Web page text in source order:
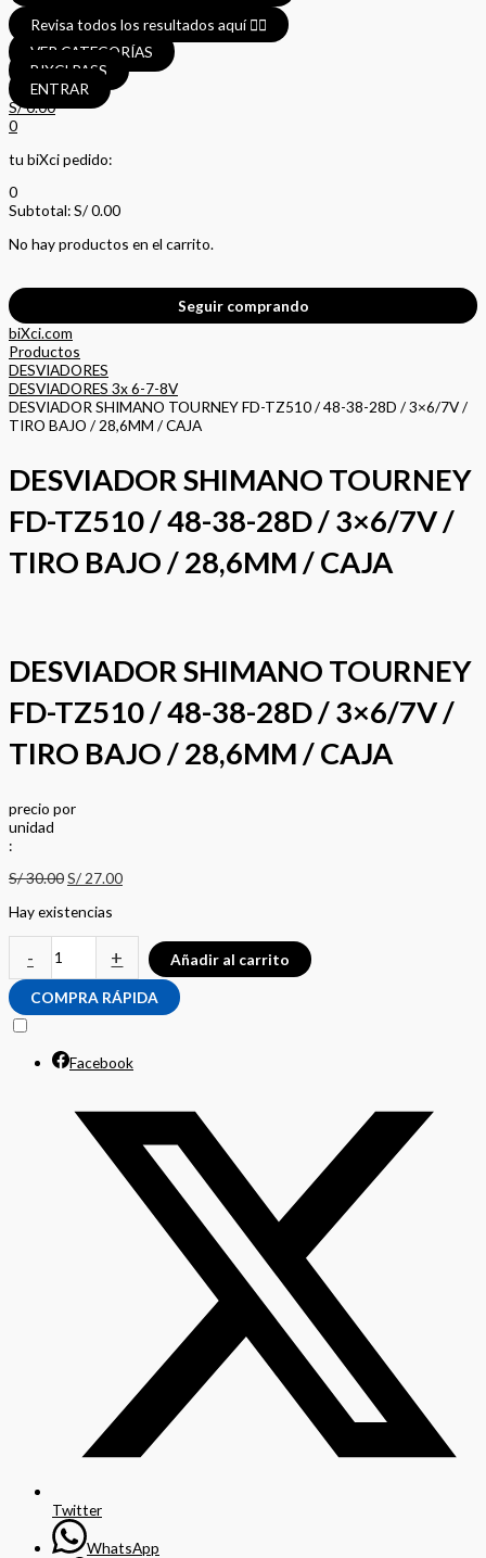
Revisa todos los resultados aquí 👈🏼
VER CATEGORÍAS
BIXCI PASS
ENTRAR
S/0.00
0
tu biXci pedido:
0
Subtotal:S/0.00
No hay productos en el carrito.
Seguir comprando
biXci.com
Productos
DESVIADORES
DESVIADORES 3x 6-7-8V
DESVIADOR SHIMANO TOURNEY FD-TZ510 / 48-38-28D / 3×6/7V /
TIRO BAJO / 28,6MM / CAJA
DESVIADOR SHIMANO TOURNEY
FD-TZ510 / 48-38-28D / 3×6/7V /
TIRO BAJO / 28,6MM / CAJA
DESVIADOR SHIMANO TOURNEY
FD-TZ510 / 48-38-28D / 3×6/7V /
TIRO BAJO / 28,6MM / CAJA
precio por
unidad
:
S/30.00S/27.00
Hay existencias
- + Añadir al carrito
COMPRA RÁPIDA
Facebook
Twitter
WhatsApp